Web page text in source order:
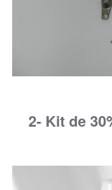
2- Kit de